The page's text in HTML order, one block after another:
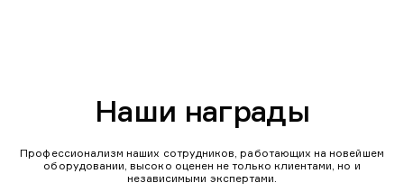
Наши награды
Профессионализм наших сотрудников, работающих на новейшем
оборудовании, высоко оценен не только клиентами, но и
независимыми экспертами.